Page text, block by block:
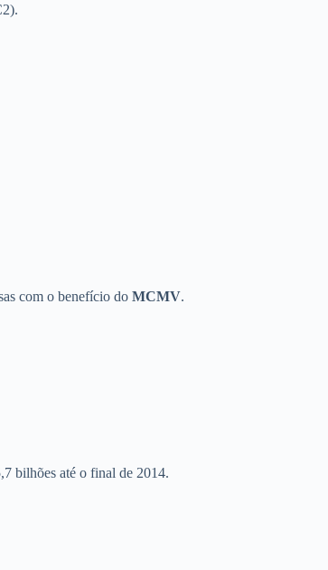
com o benefício do MCMV.
bilhões até o final de 2014.